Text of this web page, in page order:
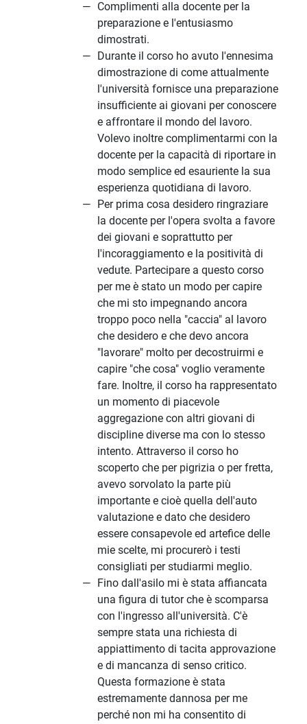
Complimenti alla docente per la
preparazione e l'entusiasmo
dimostrati.
Durante il corso ho avuto l'ennesima
dimostrazione di come attualmente
l'università fornisce una preparazione
insufficiente ai giovani per conoscere
e affrontare il mondo del lavoro.
Volevo inoltre complimentarmi con la
docente per la capacità di riportare in
modo semplice ed esauriente la sua
esperienza quotidiana di lavoro.
Per prima cosa desidero ringraziare
la docente per l'opera svolta a favore
dei giovani e soprattutto per
l'incoraggiamento e la positività di
vedute. Partecipare a questo corso
per me è stato un modo per capire
che mi sto impegnando ancora
troppo poco nella "caccia" al lavoro
che desidero e che devo ancora
"lavorare" molto per decostruirmi e
capire "che cosa" voglio veramente
fare. Inoltre, il corso ha rappresentato
un momento di piacevole
aggregazione con altri giovani di
discipline diverse ma con lo stesso
intento. Attraverso il corso ho
scoperto che per pigrizia o per fretta,
avevo sorvolato la parte più
importante e cioè quella dell'auto
valutazione e dato che desidero
essere consapevole ed artefice delle
mie scelte, mi procurerò i testi
consigliati per studiarmi meglio.
Fino dall'asilo mi è stata affiancata
una figura di tutor che è scomparsa
con l'ingresso all'università. C'è
sempre stata una richiesta di
appiattimento di tacita approvazione
e di mancanza di senso critico.
Questa formazione è stata
estremamente dannosa per me
perché non mi ha consentito di